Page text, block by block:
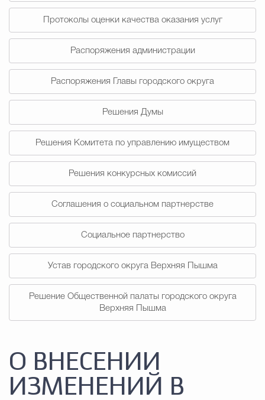
Гостям Городского
Общественная
Градостроительство и
Государственные организации
Протоколы оценки качества оказания услуг
Распоряжения администрации
Распоряжения Главы городского округа
Решения Думы
Решения Комитета по управлению имуществом
Решения конкурсных комиссий
Соглашения о социальном партнерстве
Социальное партнерство
Устав городского округа Верхняя Пышма
Решение Общественной палаты городского округа
Верхняя Пышма
О ВНЕСЕНИИ
ИЗМЕНЕНИЙ В